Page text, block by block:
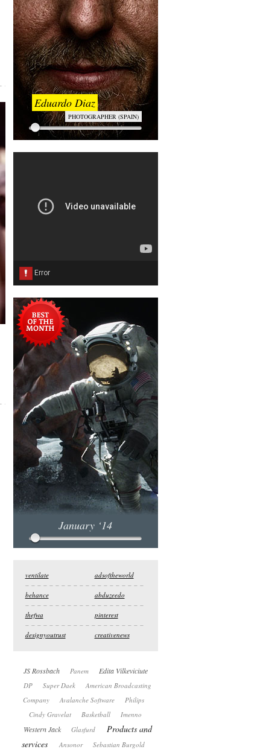
Eduardo Diaz
PHOTOGRAPHER (SPAIN)
January ‘14
ventilate adsoftheworld
behance abduzeedo
thefwa pinterest
designyoutrust creativenews
JS Rossbach Panem Edita Vilkeviciute
DP Super Daek
American Broadcasting
Company
Avalanche Software
Philips
Cindy Gravelat
Basketball Imenno
Western Jack Glasfurd
Products and
services
Ansonor
Sebastian Burgold